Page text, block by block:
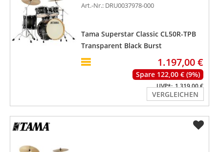
Art.-Nr.: DRU0037978-000
Tama Superstar Classic CL50R-TPB
Transparent Black Burst
1.197,00 €
Spare 122,00 € (9%)
UVP*: 1.319,00 €
VERGLEICHEN